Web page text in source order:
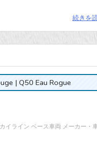
続きを
| Q50 Eau Rogue
イライン ベース車両 メーカー・